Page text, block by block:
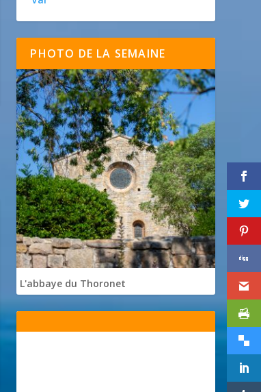
PHOTO DE LA SEMAINE
L'abbaye du Thoronet